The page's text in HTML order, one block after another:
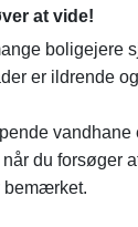
at vide!
boligejere
er ildrende
du forsøger
bemærket.